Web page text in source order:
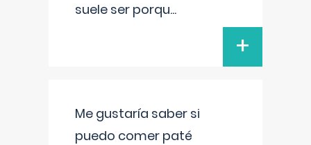
suele ser porqu...
+
Me gustaría saber si
puedo comer paté